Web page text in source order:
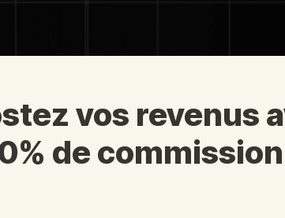
vos revenus
de commission